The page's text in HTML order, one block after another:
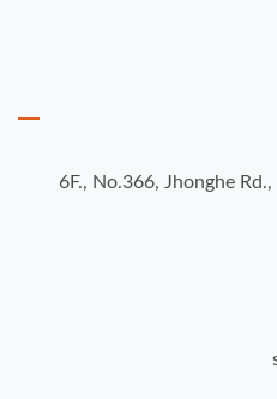
6F., No.366, Jhonghe